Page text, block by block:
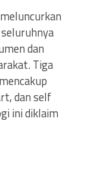
dan
Tiga
dan self
ini diklaim